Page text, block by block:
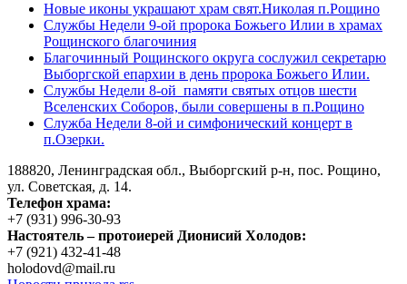
Новые иконы украшают храм свят.Николая п.Рощино
Службы Недели 9-ой пророка Божьего Илии в храмах
Рощинского благочиния
Благочинный Рощинского округа сослужил секретарю
Выборгской епархии в день пророка Божьего Илии.
Службы Недели 8-ой памяти святых отцов шести
Вселенских Соборов, были совершены в п.Рощино
Служба Недели 8-ой и симфонический концерт в
п.Озерки.
188820, Ленинградская обл., Выборгский р-н, пос. Рощино,
ул. Советская, д. 14.
Телефон храма:
+7 (931) 996-30-93
Настоятель – протоиерей Дионисий Холодов:
+7 (921) 432-41-48
holodovd@mail.ru